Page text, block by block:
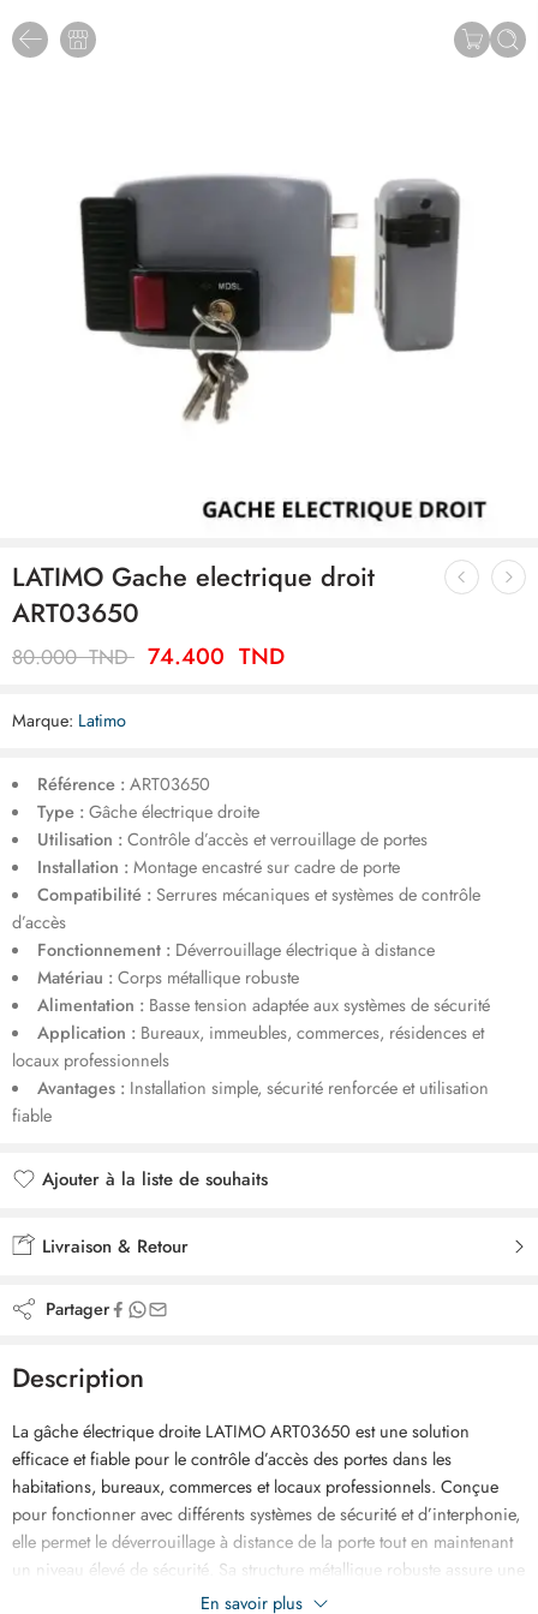
LATIMO Gache electrique droit
ART03650
80.000TND 74.400 TND
Marque: Latimo
Référence :ART03650
Type :Gâche électrique droite
Utilisation :Contrôle d’accès et verrouillage de portes
Installation :Montage encastré sur cadre de porte
Compatibilité :Serrures mécaniques et systèmes de contrôle
d’accès
Fonctionnement :Déverrouillage électrique à distance
Matériau :Corps métallique robuste
Alimentation :Basse tension adaptée aux systèmes de sécurité
Application :Bureaux, immeubles, commerces, résidences et
locaux professionnels
Avantages :Installation simple, sécurité renforcée et utilisation
fiable
Ajouter à la liste de souhaits
Livraison & Retour
Partager
Description
La gâche électrique droite LATIMO ART03650 est une solution
efficace et fiable pour le contrôle d’accès des portes dans les
habitations, bureaux, commerces et locaux professionnels. Conçue
pour fonctionner avec différents systèmes de sécurité et d’interphonie,
elle permet le déverrouillage à distance de la porte tout en maintenant
un niveau élevé de sécurité. Sa structure métallique robuste assure une
excellente résistance à l’usure et une longue durée de vie, même en
En savoir plus